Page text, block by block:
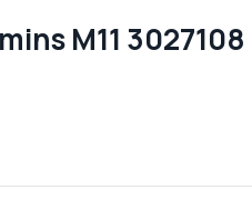
M11 3027108